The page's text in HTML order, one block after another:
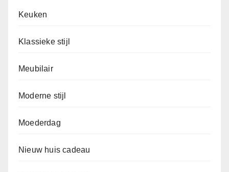
Keuken
Klassieke stijl
Meubilair
Moderne stijl
Moederdag
Nieuw huis cadeau